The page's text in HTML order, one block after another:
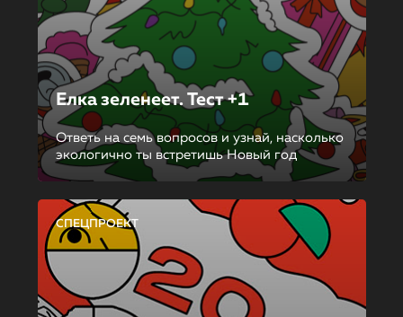
Елка зеленеет. Тест +1
Ответь на семь вопросов и узнай, насколько
экологично ты встретишь Новый год
СПЕЦПРОЕКТ